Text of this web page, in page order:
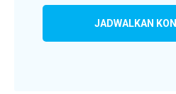
JADWALKAN